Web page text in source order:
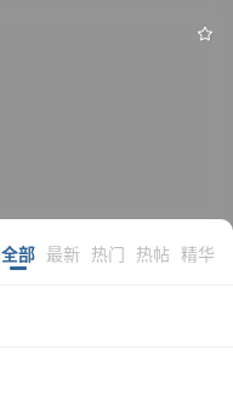
全部 最新 热门 热帖 精华